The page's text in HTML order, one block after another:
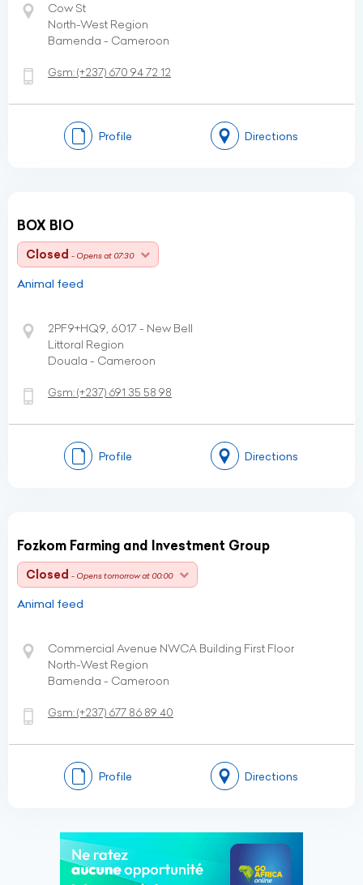
Cow St
North-West Region
Bamenda - Cameroon
Gsm:(+237) 670 94 72 12
Profile Directions
BOX BIO
Closed - Opens at 07:30
Animal feed
2PF9+HQ9, 6017 - New Bell
Littoral Region
Douala - Cameroon
Gsm:(+237) 691 35 58 98
Profile Directions
Fozkom Farming and Investment Group
Closed - Opens tomorrow at 00:00
Animal feed
Commercial Avenue NWCA Building First Floor
North-West Region
Bamenda - Cameroon
Gsm:(+237) 677 86 89 40
Profile Directions